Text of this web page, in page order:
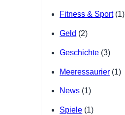
Fitness & Sport(1)
Geld (2)
Geschichte (3)
Meeressaurier (1)
News (1)
Spiele (1)